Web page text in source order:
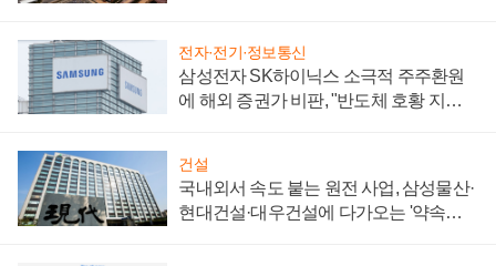
전자·전기·정보통신
삼성전자 SK하이닉스 소극적 주주환원
에 해외 증권가 비판, "반도체 호황 지속
건설
국내외서 속도 붙는 원전 사업, 삼성물산·
현대건설·대우건설에 다가오는 '약속의